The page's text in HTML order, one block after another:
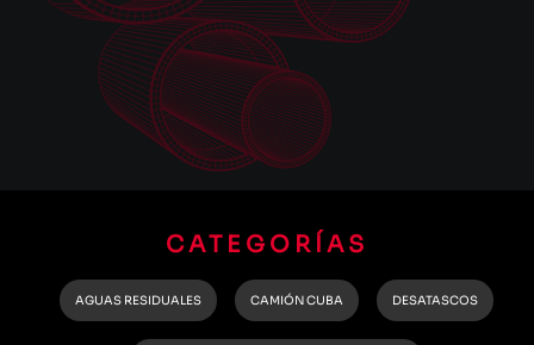
CATEGORÍAS
AGUAS RESIDUALES CAMIÓN CUBA DESATASCOS